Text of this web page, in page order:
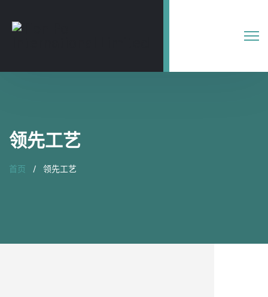
领先工艺
首页 领先工艺